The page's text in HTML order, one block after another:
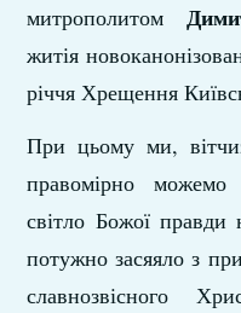
митрополитом
житія
річчя Хрещення
При цьому ми,
правомірно
світло Божої правди
потужно засяяло з
славнозвісного